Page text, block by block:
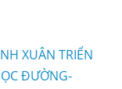
XUÂN TRIỂN
ĐƯỜNG-